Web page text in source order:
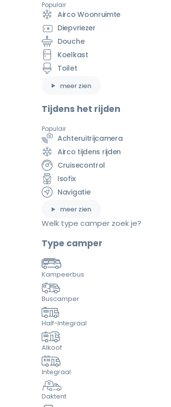
Populair
Airco Woonruimte
Diepvriezer
Douche
Koelkast
Toilet
meer zien
Tijdens het rijden
Populair
Achteruitrijcamera
Airco tijdens rijden
Cruisecontrol
Isofix
Navigatie
meer zien
Welk type camper zoek je?
Type camper
Kampeerbus
Buscamper
Half-Integraal
Alkoof
Integraal
Daktent